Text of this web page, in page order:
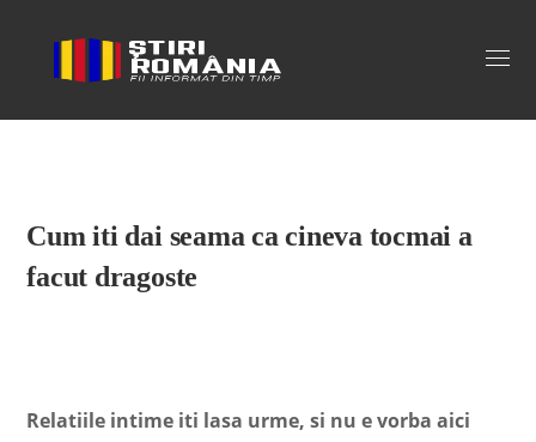
Stiri Romania
Cum iti dai seama ca cineva tocmai a
facut dragoste
Relatiile intime iti lasa urme, si nu e vorba aici